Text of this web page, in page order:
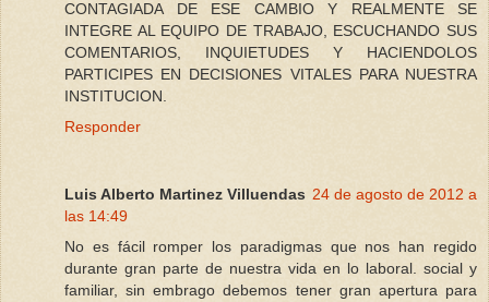
CONTAGIADA DE ESE CAMBIO Y REALMENTE SE
INTEGRE AL EQUIPO DE TRABAJO, ESCUCHANDO SUS
COMENTARIOS, INQUIETUDES Y HACIENDOLOS
PARTICIPES EN DECISIONES VITALES PARA NUESTRA
INSTITUCION.
Responder
Luis Alberto Martinez Villuendas 24 de agosto de 2012 a
las 14:49
No es fácil romper los paradigmas que nos han regido
durante gran parte de nuestra vida en lo laboral. social y
familiar, sin embrago debemos tener gran apertura para